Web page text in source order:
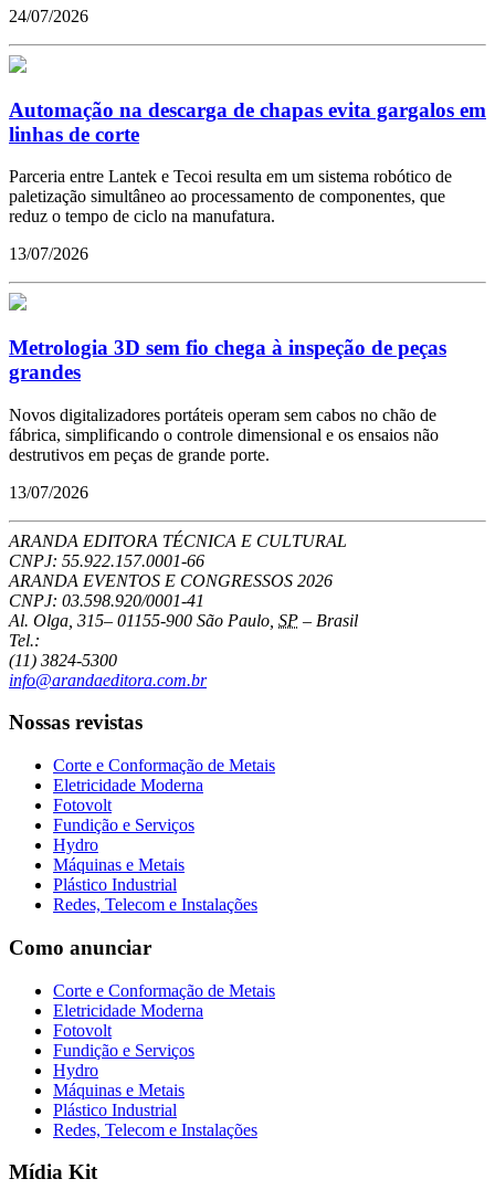
24/07/2026
Automação na descarga de chapas evita gargalos em
linhas de corte
Parceria entre Lantek e Tecoi resulta em um sistema robótico de
paletização simultâneo ao processamento de componentes, que
reduz o tempo de ciclo na manufatura.
13/07/2026
Metrologia 3D sem fio chega à inspeção de peças
grandes
Novos digitalizadores portáteis operam sem cabos no chão de
fábrica, simplificando o controle dimensional e os ensaios não
destrutivos em peças de grande porte.
13/07/2026
ARANDA EDITORA TÉCNICA E CULTURAL
CNPJ: 55.922.157.0001-66
ARANDA EVENTOS E CONGRESSOS 2026
CNPJ: 03.598.920/0001-41
Al. Olga, 315– 01155-900 São Paulo SP – Brasil
Tel.:
(11) 3824-5300
info@arandaeditora.com.br
Nossas revistas
Corte e Conformação de Metais
Eletricidade Moderna
Fotovolt
Fundição e Serviços
Hydro
Máquinas e Metais
Plástico Industrial
Redes, Telecom e Instalações
Como anunciar
Corte e Conformação de Metais
Eletricidade Moderna
Fotovolt
Fundição e Serviços
Hydro
Máquinas e Metais
Plástico Industrial
Redes, Telecom e Instalações
Mídia Kit